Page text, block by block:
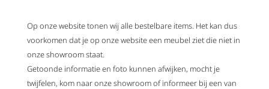
Op onze website tonen wij alle bestelbare items. Het kan dus
voorkomen dat je op onze website een meubel ziet die niet in
onze showroom staat.
Getoonde informatie en foto kunnen afwijken, mocht je
twijfelen, kom naar onze showroom of informeer bij een van